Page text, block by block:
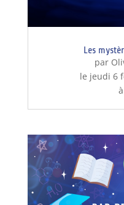
Les
par
le jeudi 6